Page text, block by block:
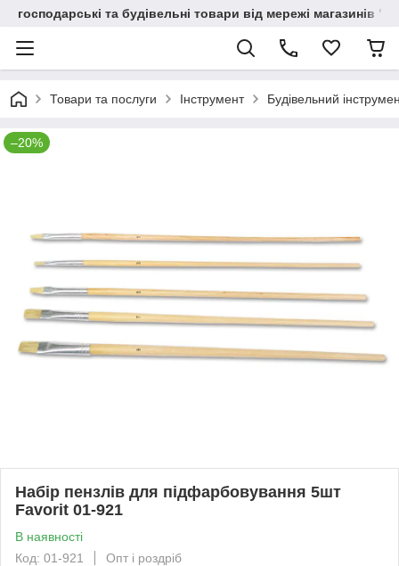
господарські та будівельні товари від мережі магазинів
Товари та послуги Інструмент Будівельний
–20%
Набір пензлів для підфарбовування 5шт
Favorit 01-921
В наявності
Код: 01-921
Опт і роздріб